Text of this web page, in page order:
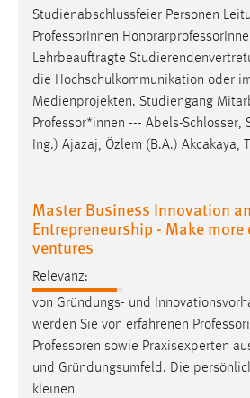
Studienabschlussfeier Personen
ProfessorInnen
Lehrbeauftragte
die Hochschulkommunikation oder
Medienprojekten. Studiengang
Professor*innen --- Abels-Schlosser,
Ing.) Ajazaj, Özlem (B.A.) Akcakaya,
Master Business Innovation
Entrepreneurship - Make
ventures
Relevanz:
von Gründungs- und
werden Sie von erfahrenen
Professoren sowie Praxisexperten
und Gründungsumfeld. Die
kleinen